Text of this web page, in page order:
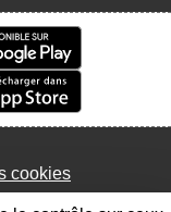
cookies